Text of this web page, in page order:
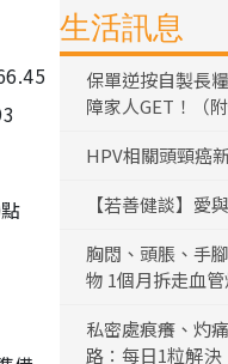
生活訊息
保單逆按自製長
障家人GET！（附
HPV相關頭頸癌
【若善健談】愛
胸悶、頭脹、手
物 1個月拆走血
私密處痕癢、灼
路：每日1粒解